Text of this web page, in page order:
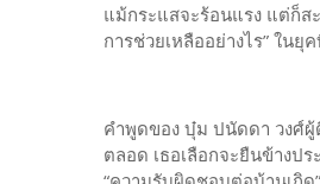
แม้กระแสจะร้อนแรง แต่ก็ส
การช่วยเหลืออย่างไร” ใน
คำพูดของ บุ๋ม ปนัดดา วงศ์
ตลอด เธอเลือกจะยืนข้างป